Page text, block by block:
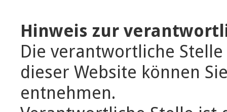
Hinweis zur
Die verantwortliche
dieser Website können
entnehmen.